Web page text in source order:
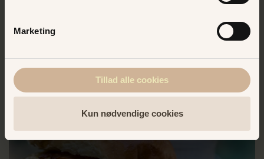
Marketing
Tillad alle cookies
Kun nødvendige cookies
KØB TURBÅND ONLINE OG SPAR